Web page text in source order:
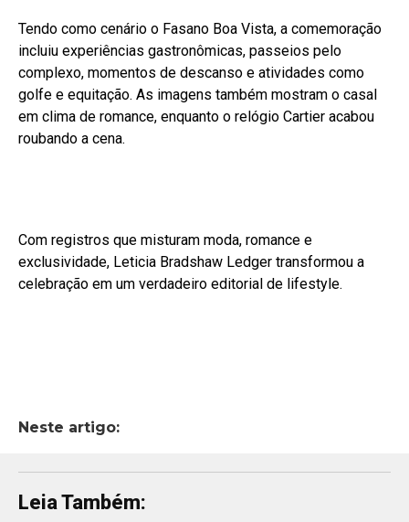
Tendo como cenário o Fasano Boa Vista, a comemoração
incluiu experiências gastronômicas, passeios pelo
complexo, momentos de descanso e atividades como
golfe e equitação. As imagens também mostram o casal
em clima de romance, enquanto o relógio Cartier acabou
roubando a cena.
Com registros que misturam moda, romance e
exclusividade, Leticia Bradshaw Ledger transformou a
celebração em um verdadeiro editorial de lifestyle.
Neste artigo:
Leia Também: